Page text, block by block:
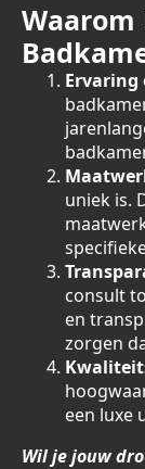
Waarom
Ervaring
uniek is.
consult
en
zorgen
een luxe
Wil je jouw